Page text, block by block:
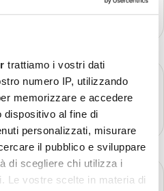
trattiamo i vostri dati
numero IP, utilizzando
memorizzare e accedere
al fine di
personalizzati, misurare
il pubblico e sviluppare
di scegliere chi utilizza i
Le vostre scelte in materia di